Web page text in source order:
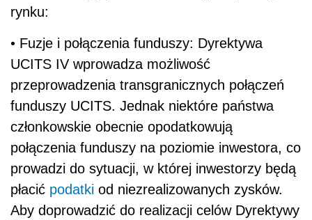
rynku:
• Fuzje i połączenia funduszy: Dyrektywa
UCITS IV wprowadza możliwość
przeprowadzenia transgranicznych połączeń
funduszy UCITS. Jednak niektóre państwa
członkowskie obecnie opodatkowują
połączenia funduszy na poziomie inwestora, co
prowadzi do sytuacji, w której inwestorzy będą
płacić podatki od niezrealizowanych zysków.
Aby doprowadzić do realizacji celów Dyrektywy